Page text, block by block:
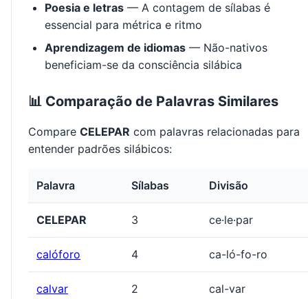
Poesia e letras — A contagem de sílabas é
essencial para métrica e ritmo
Aprendizagem de idiomas — Não-nativos
beneficiam-se da consciência silábica
📊 Comparação de Palavras Similares
Compare CELEPAR com palavras relacionadas para
entender padrões silábicos:
Palavra Sílabas Divisão
CELEPAR 3 ce·le·par
calóforo 4 ca-ló-fo-ro
calvar 2 cal-var